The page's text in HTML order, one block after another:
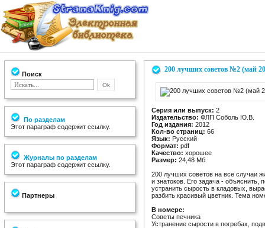
Поиск
По разделам
Этот параграф содержит ссылку.
Журналы по разделам
Этот параграф содержит ссылку.
Партнеры
200 лучших советов №2 (май
Серия или выпуск: 2
Издательство: ФЛП Соболь Ю.В.
Год издания: 2012
Кол-во страниц: 66
Язык: Русский
Формат: pdf
Качество: хорошее
Размер: 24,48 Мб
200 лучших советов на все случаи
и знатоков. Его задача - объяснить,
устранить сырость в кладовых,
разбить красивый цветник. Тема
В номере:
Советы печника
Устранение сырости в погребах,